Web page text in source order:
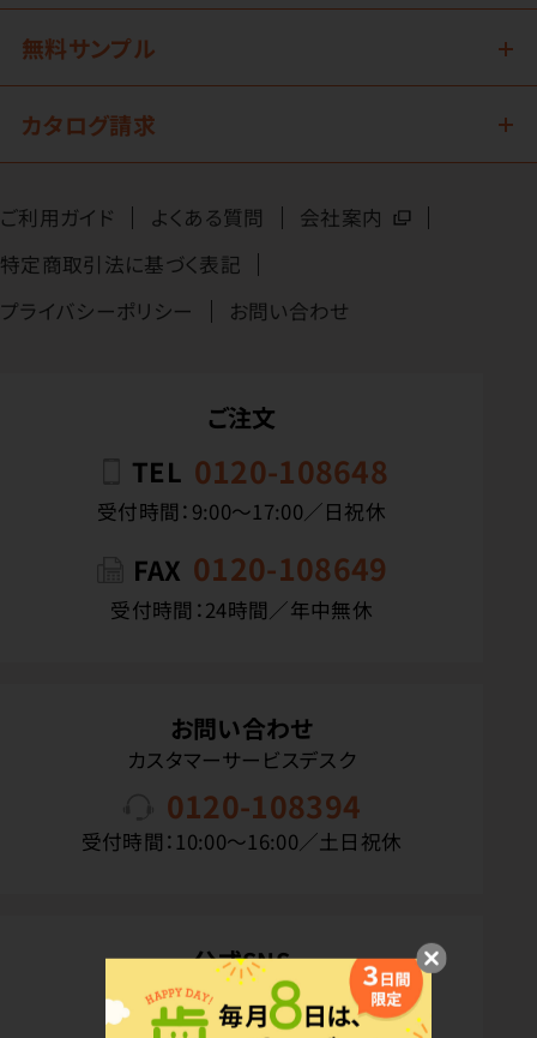
無料サンプル
カタログ請求
ご利用ガイド よくある質問
会社案内
特定商取引法に基づく表記
プライバシーポリシー
お問い合わせ
ご注文
TEL 0120-108648
受付時間：9:00〜17:00／日祝休
FAX 0120-108649
受付時間：24時間／年中無休
お問い合わせ
カスタマーサービスデスク
0120-108394
受付時間：10:00〜16:00／土日祝休
公式SNS